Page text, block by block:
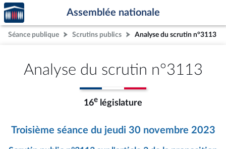
Aller au contenu
Aller en bas de la page
Accèder
à la
page
d'accueil
Assemblée nationale
Séance publique Scrutins publics Analyse du scrutin n°3113
Analyse du scrutin n°3113
16e législature
Troisième séance du jeudi 30 novembre 2023